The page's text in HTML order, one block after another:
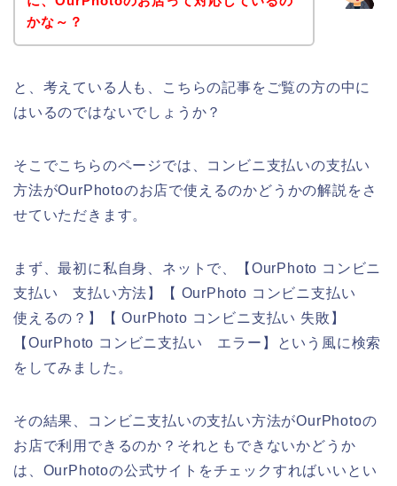
かな～？
と、考えている人も、こちらの記事をご覧の方の中に
はいるのではないでしょうか？
そこでこちらのページでは、コンビニ支払いの支払い
方法がOurPhotoのお店で使えるのかどうかの解説をさ
せていただきます。
まず、最初に私自身、ネットで、【OurPhoto コンビニ
支払い 支払い方法】【 OurPhoto コンビニ支払い
使えるの？】【 OurPhoto コンビニ支払い 失敗】
【OurPhoto コンビニ支払い エラー】という風に検索
をしてみました。
その結果、コンビニ支払いの支払い方法がOurPhotoの
お店で利用できるのか？それともできないかどうか
は、OurPhotoの公式サイトをチェックすればいいとい